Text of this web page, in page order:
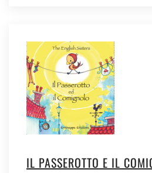
IL PASSEROTTO E IL